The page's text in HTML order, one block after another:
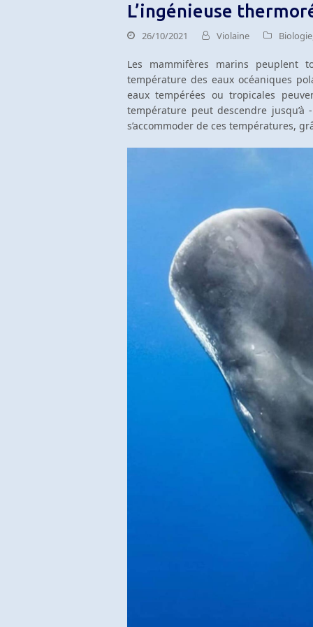
L’ingénieuse
26/10/2021 Violaine Biologie
Les mammifères marins
température des eaux océaniques
eaux tempérées ou tropicales
température peut descendre
s’accommoder de ces températures,